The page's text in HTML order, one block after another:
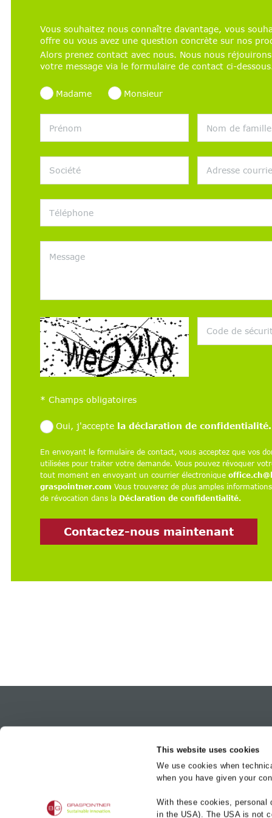
This website uses cookies
We use cookies when
when you have given your
With these cookies, personal
in the USA). The USA is not
Vous souhaitez nous connaître davantage, vous
offre ou vous avez une question concrète sur nos
Alors prenez contact avec nous. Nous nous
votre message via le formulaire de contact ci-
Madame Monsieur
* Champs obligatoires
Oui, j'accepte la déclaration de confidentialité.
En envoyant le formulaire de contact, vous acceptez que vos
utilisées pour traiter votre demande. Vous pouvez révoquer
tout moment en envoyant un courrier électronique
graspointner.com Vous trouverez de plus amples
de révocation dans la Déclaration de confidentialité.
Contactez-nous maintenant
Industriering 17
3250 Lyss
BG-FILCOTEN
BG-CLASSIC
BG-ROAD